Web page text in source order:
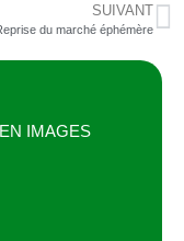
SUIVANT
du marché éphémère
IMAGES